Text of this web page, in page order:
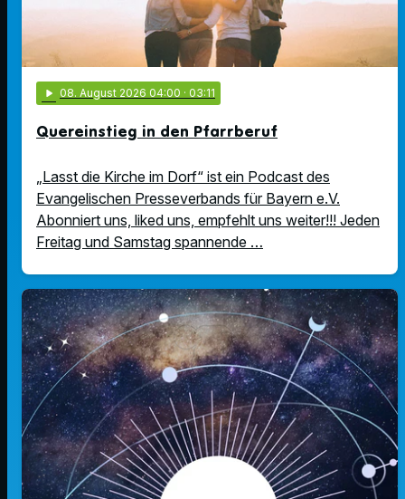
play_arrow 08. August 2026 04:00 · 03:11
Quereinstieg in den Pfarrberuf
„Lasst die Kirche im Dorf“ ist ein Podcast des
Evangelischen Presseverbands für Bayern e.V.
Abonniert uns, liked uns, empfehlt uns weiter!!! Jeden
Freitag und Samstag spannende …